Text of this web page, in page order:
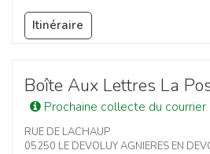
Itinéraire
Boîte Aux Lettres La
Prochaine collecte du
RUE DE LACHAUP
05250 LE DEVOLUY AGNIERES EN